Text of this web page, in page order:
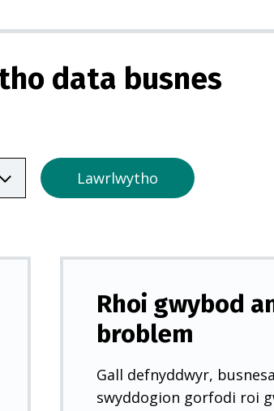
g
r
n
n
w
y
d
)
data busnes
Lawrlwytho
Rhoi gwybod
broblem
Gall defnyddwyr,
swyddogion gorfodi roi